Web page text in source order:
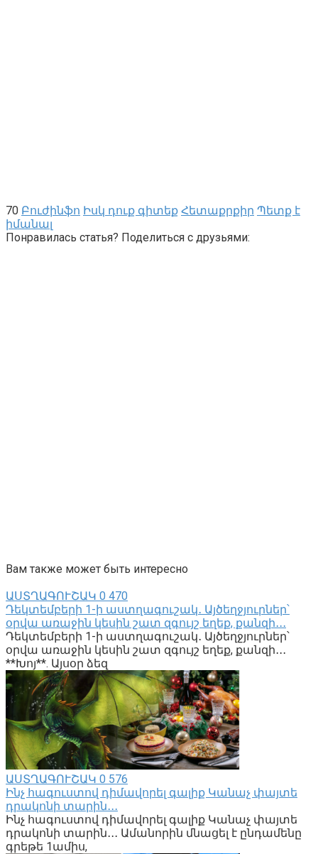
70 Բուժինֆո Իսկ դուք գիտեք Հետաքրքիր Պետք է
իմանալ
Понравилась статья? Поделиться с друзьями:
Вам также может быть интересно
ԱՍՏՂԱԳՈՒՇԱԿ 0 470
Դեկտեմբերի 1-ի աստղագուշակ․ Այծեղջյուրներ՝
օրվա առաջին կեսին շատ զգույշ եղեք, քանզի․․․
Դեկտեմբերի 1-ի աստղագուշակ․ Այծեղջյուրներ՝
օրվա առաջին կեսին շատ զգույշ եղեք, քանզի․․․
**Խոյ**. Այսօր ձեզ
ԱՍՏՂԱԳՈՒՇԱԿ 0 576
Ինչ հագուստով դիմավորել գալիք Կանաչ փայտե
դրակոնի տարին․․․
Ինչ հագուստով դիմավորել գալիք Կանաչ փայտե
դրակոնի տարին․․․ Ամանորին մնացել է ընդամենը
գրեթե 1ամիս,